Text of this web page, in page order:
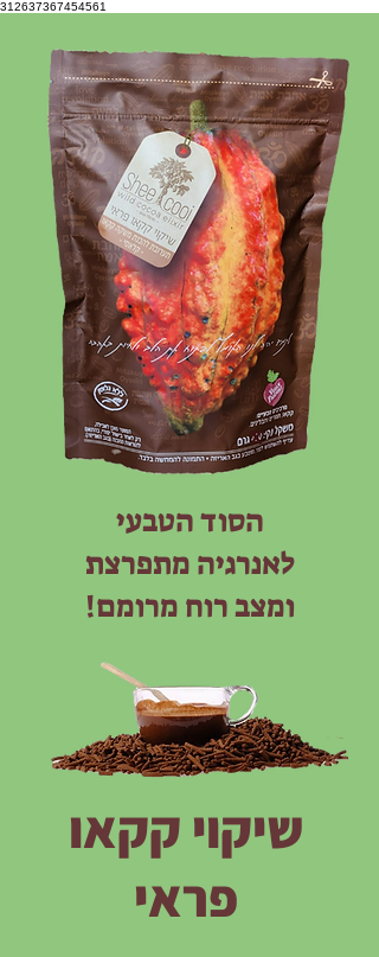
312637367454561
הסוד הטבעי
לאנרגיה מתפרצת
ומצב רוח מרומם!
שיקוי קקאו
פראי